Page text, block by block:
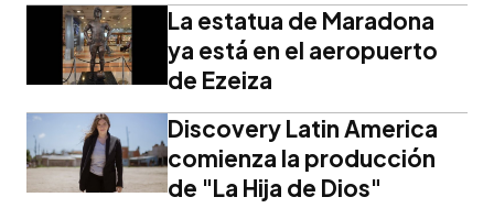
La estatua de Maradona
ya está en el aeropuerto
de Ezeiza
Discovery Latin America
comienza la producción
de "La Hija de Dios"